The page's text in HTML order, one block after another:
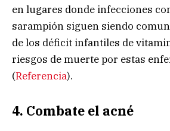
en lugares donde infecciones
sarampión siguen siendo
de los déficit infantiles de
riesgos de muerte por estas
(Referencia).
4. Combate el acné